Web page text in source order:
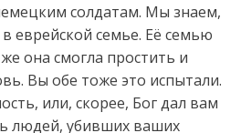
солдатам. Мы знаем,
еврейской семье. Её семью
она смогла простить и
Вы обе тоже это испытали.
или, скорее, Бог дал вам
людей, убивших ваших